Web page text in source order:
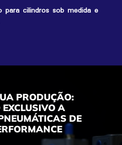
cilindros sob medida e
PRODUÇÃO:
EXCLUSIVO A
DE